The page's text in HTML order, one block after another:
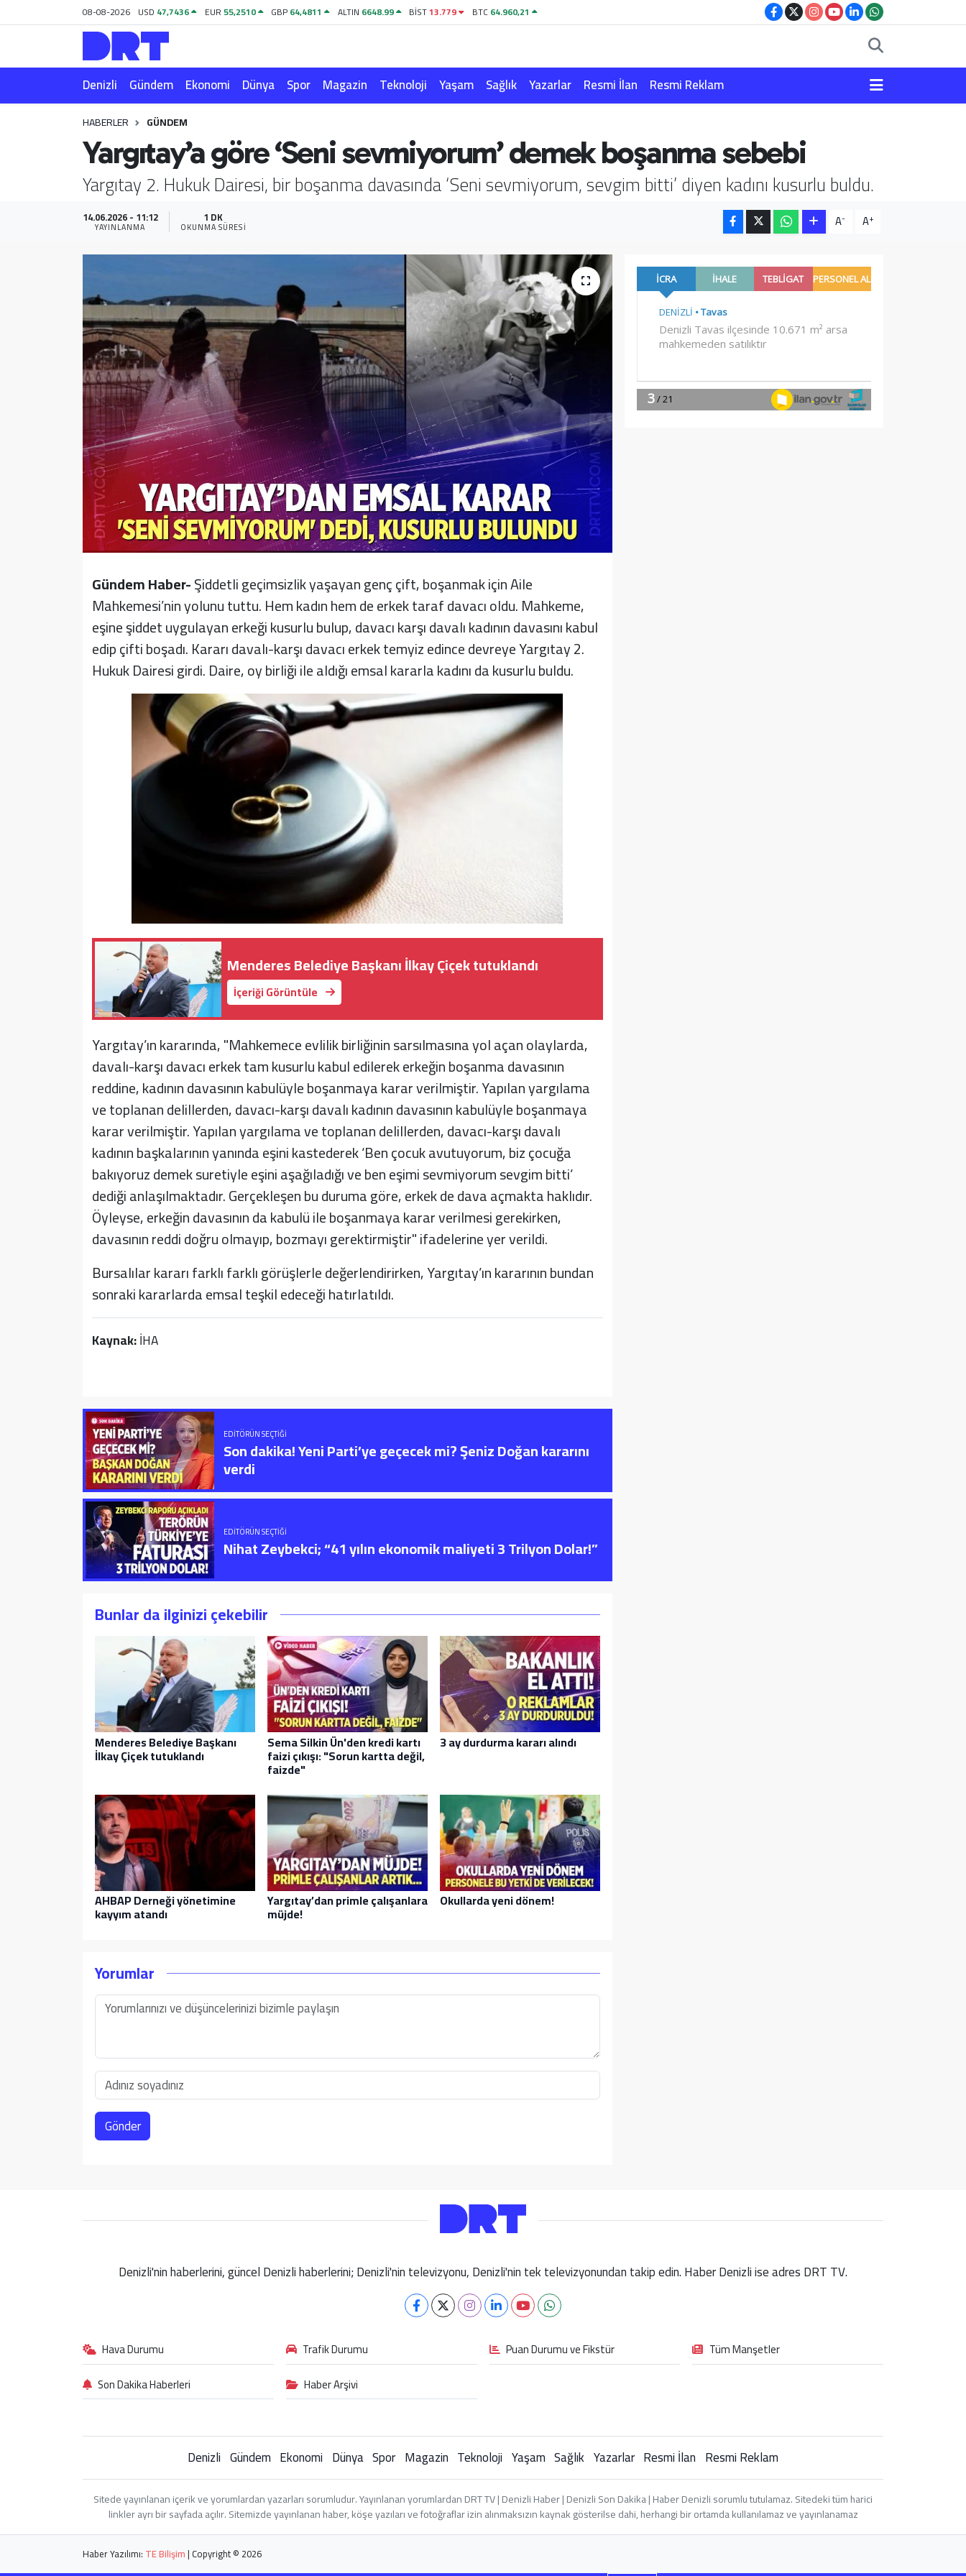
08-08-2026 USD 47,7436 EUR55,2510 GBP64,4811 ALTIN 6648.99 BİST13.779 BTC64.960,21
Denizli Gündem Ekonomi Dünya Spor Magazin Teknoloji Yaşam Sağlık Yazarlar Resmi İlan Resmi Reklam
HABERLER GÜNDEM
Yargıtay’a göre ‘Seni sevmiyorum’ demek boşanma sebebi
Yargıtay 2. Hukuk Dairesi, bir boşanma davasında ‘Seni sevmiyorum, sevgim bitti’ diyen kadını kusurlu buldu.
14.06.2026 - 11:12
YAYINLANMA
1 DK
OKUNMA SÜRESI A- A+
Gündem Haber-Şiddetli geçimsizlik yaşayan genç çift, boşanmak için Aile
Mahkemesi’nin yolunu tuttu. Hem kadın hem de erkek taraf davacı oldu. Mahkeme,
eşine şiddet uygulayan erkeği kusurlu bulup, davacı karşı davalı kadının davasını kabul
edip çifti boşadı. Kararı davalı-karşı davacı erkek temyiz edince devreye Yargıtay 2.
Hukuk Dairesi girdi. Daire, oy birliği ile aldığı emsal kararla kadını da kusurlu buldu.
Menderes Belediye Başkanı İlkay Çiçek tutuklandı
İçeriği Görüntüle
Yargıtay’ın kararında, "Mahkemece evlilik birliğinin sarsılmasına yol açan olaylarda,
davalı-karşı davacı erkek tam kusurlu kabul edilerek erkeğin boşanma davasının
reddine, kadının davasının kabulüyle boşanmaya karar verilmiştir. Yapılan yargılama
ve toplanan delillerden, davacı-karşı davalı kadının davasının kabulüyle boşanmaya
karar verilmiştir. Yapılan yargılama ve toplanan delillerden, davacı-karşı davalı
kadının başkalarının yanında eşini kastederek ‘Ben çocuk avutuyorum, biz çocuğa
bakıyoruz demek suretiyle eşini aşağıladığı ve ben eşimi sevmiyorum sevgim bitti’
dediği anlaşılmaktadır. Gerçekleşen bu duruma göre, erkek de dava açmakta haklıdır.
Öyleyse, erkeğin davasının da kabulü ile boşanmaya karar verilmesi gerekirken,
davasının reddi doğru olmayıp, bozmayı gerektirmiştir" ifadelerine yer verildi.
Bursalılar kararı farklı farklı görüşlerle değerlendirirken, Yargıtay’ın kararının bundan
sonraki kararlarda emsal teşkil edeceği hatırlatıldı.
Kaynak:İHA
EDITÖRÜN SEÇTIĞI
Son dakika! Yeni Parti’ye geçecek mi? Şeniz Doğan kararını
verdi
EDITÖRÜN SEÇTIĞI
Nihat Zeybekci; “41 yılın ekonomik maliyeti 3 Trilyon Dolar!”
Bunlar da ilginizi çekebilir
Menderes Belediye Başkanı
İlkay Çiçek tutuklandı
Sema Silkin Ün'den kredi kartı
faizi çıkışı: "Sorun kartta değil,
faizde"
3 ay durdurma kararı alındı
AHBAP Derneği yönetimine
kayyım atandı
Yargıtay’dan primle çalışanlara
müjde!
Okullarda yeni dönem!
Yorumlar
Gönder
Denizli'nin haberlerini, güncel Denizli haberlerini; Denizli'nin televizyonu, Denizli'nin tek televizyonundan takip edin. Haber Denizli ise adres DRT TV.
Hava Durumu Trafik Durumu Puan Durumu ve Fikstür
Tüm Manşetler
Son Dakika Haberleri
Haber Arşivi
Denizli Gündem Ekonomi Dünya Spor Magazin Teknoloji Yaşam Sağlık Yazarlar Resmi İlan Resmi Reklam
Sitede yayınlanan içerik ve yorumlardan yazarları sorumludur. Yayınlanan yorumlardan DRT TV | Denizli Haber | Denizli Son Dakika | Haber Denizli sorumlu tutulamaz. Sitedeki tüm harici
linkler ayrı bir sayfada açılır. Sitemizde yayınlanan haber, köşe yazıları ve fotoğraflar izin alınmaksızın kaynak gösterilse dahi, herhangi bir ortamda kullanılamaz ve yayınlanamaz
Haber Yazılımı: TE Bilişim| Copyright © 2026
Gündem
Ekonomi
Yazarlar
Resmi İlan
Resmi Reklam
Hava Durumu
Trafik Durumu
Puan Durumu ve Fikstür
Tüm Manşetler
Son Dakika Haberleri
Haber Arşivi